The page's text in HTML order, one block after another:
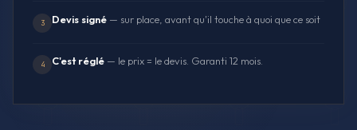
3 Devis signé — sur place, avant qu'il touche à quoi que ce soit
4 C'est réglé — le prix = le devis. Garanti 12 mois.